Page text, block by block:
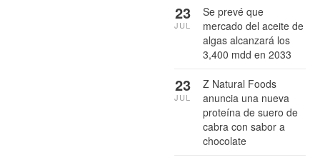
Se prevé que
mercado del aceite de
algas alcanzará los
3,400 mdd en 2033
23
JUL
Z Natural Foods
anuncia una nueva
proteína de suero de
cabra con sabor a
chocolate
23
JUL